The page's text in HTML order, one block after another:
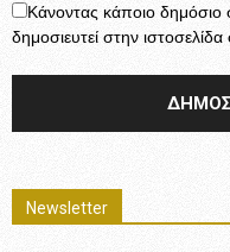
Κάνοντας κάποιο δημόσιο
δημοσιευτεί στην ιστοσελίδα
Newsletter